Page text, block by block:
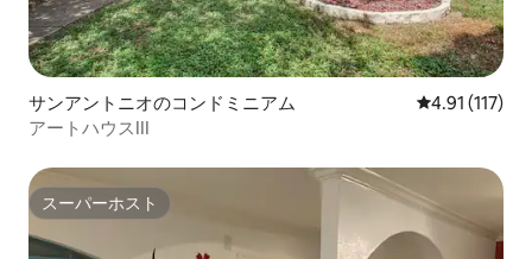
サンアントニオのコンドミニアム レビュー117
4.91 (117)
アートハウスIII
スーパーホスト
スーパーホスト